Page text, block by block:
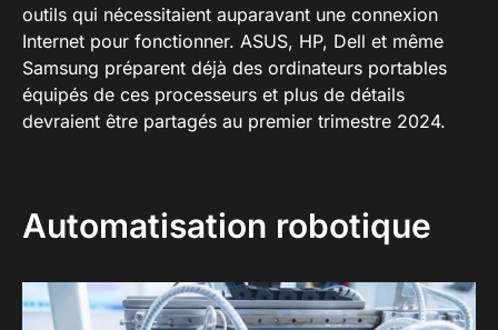
outils qui nécessitaient auparavant une connexion
Internet pour fonctionner. ASUS, HP, Dell et même
Samsung préparent déjà des ordinateurs portables
équipés de ces processeurs et plus de détails
devraient être partagés au premier trimestre 2024.
Automatisation robotique